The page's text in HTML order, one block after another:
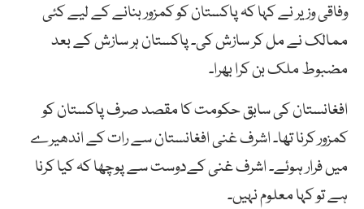
وفاقی وزیر نے کہا کہ پاکستان کو کمزور بنانے کے لیے کئی
ممالک نے مل کر سازش کی۔ پاکستان ہر سازش کے بعد
مضبوط ملک بن کرا بھرا۔
افغانستان کی سابق حکومت کا مقصد صرف پاکستان کو
کمزور کرنا تھا۔ اشرف غنی افغانستان سے رات کے اندھیرے
میں فرار ہوئے۔ اشرف غنی کےدوست سے پوچھا کہ کیا کرنا
ہے تو کہا معلوم نہیں۔